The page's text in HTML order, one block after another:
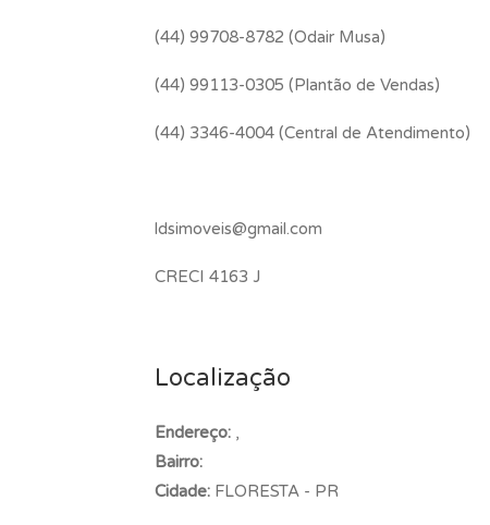
(44) 99708-8782 (Odair Musa)
(44) 99113-0305 (Plantão de Vendas)
(44) 3346-4004 (Central de Atendimento)
ldsimoveis@gmail.com
CRECI 4163 J
Localização
Endereço: ,
Bairro:
Cidade: FLORESTA - PR